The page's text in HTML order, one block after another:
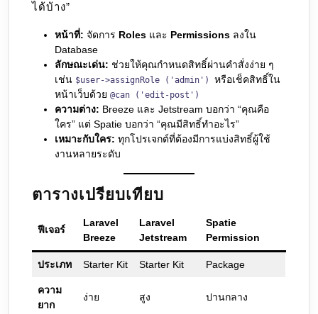
ได้บ้าง”
หน้าที่: จัดการ Roles และ Permissions ลงใน
Database
ลักษณะเด่น: ช่วยให้คุณกำหนดสิทธิ์ผ่านคำสั่งง่าย ๆ
เช่น $user->assignRole ('admin') หรือเช็คสิทธิ์ใน
หน้าเว็บด้วย @can ('edit-post')
ความต่าง: Breeze และ Jetstream บอกว่า “คุณคือ
ใคร” แต่ Spatie บอกว่า “คุณมีสิทธิ์ทำอะไร”
เหมาะกับใคร: ทุกโปรเจกต์ที่ต้องมีการแบ่งสิทธิ์ผู้ใช้
งานหลายระดับ
ตารางเปรียบเทียบ
ฟีเจอร์
Laravel
Breeze
Laravel
Jetstream
Spatie
Permission
ประเภท Starter Kit Starter Kit Package
ความ
ยาก
ง่าย สูง ปานกลาง